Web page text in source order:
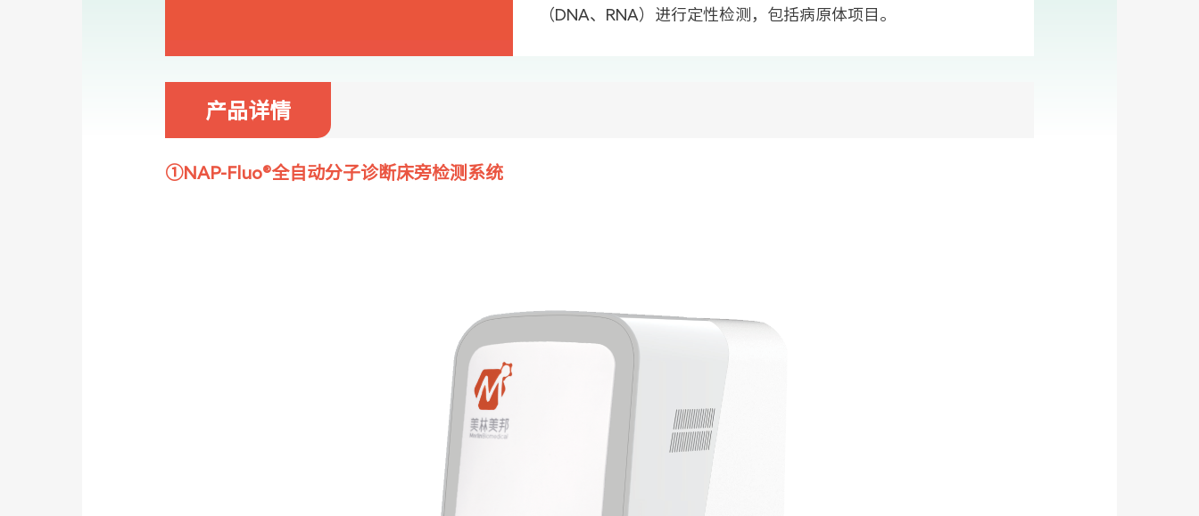
（DNA、RNA）进行定性检测，包括病原体项目。
产品详情
①NAP-Fluo®全自动分子诊断床旁检测系统